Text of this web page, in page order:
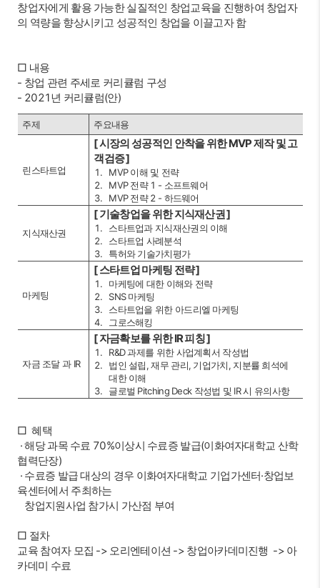
창업자에게 활용 가능한 실질적인 창업교육을 진행하여 창업자
의 역량을 향상시키고 성공적인 창업을 이끌고자 함
□ 내용
- 창업 관련 주세로 커리큘럼 구성
- 2021년 커리큘럼(안)
주제 주요내용
린스타트업
[ 시장의 성공적인 안착을 위한 MVP 제작 및 고
객검증 ]
MVP 이해 및 전략
MVP 전략 1 - 소프트웨어
MVP 전략 2 - 하드웨어
지식재산권
[ 기술창업을 위한 지식재산권 ]
스타트업과 지식재산권의 이해
스타트업 사례분석
특허와 기술가치평가
마케팅
[ 스타트업 마케팅 전략 ]
마케팅에 대한 이해와 전략
SNS 마케팅
스타트업을 위한 아드리엘 마케팅
그로스해킹
자금 조달 과 IR
[ 자금확보를 위한 IR 피칭 ]
R&D 과제를 위한 사업계획서 작성법
법인 설립, 재무 관리, 기업가치, 지분률 희석에
대한 이해
글로벌 Pitching Deck 작성법 및 IR 시 유의사항
□ 혜택
· 해당 과목 수료 70%이상시 수료증 발급(이화여자대학교 산학
협력단장)
· 수료증 발급 대상의 경우 이화여자대학교 기업가센터·창업보
육센터에서 주최하는
창업지원사업 참가시 가산점 부여
□ 절차
교육 참여자 모집 -> 오리엔테이션 -> 창업아카데미진행 -> 아
카데미 수료